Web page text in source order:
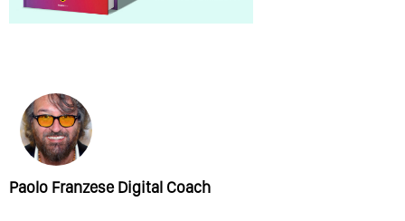
Paolo Franzese Digital Coach